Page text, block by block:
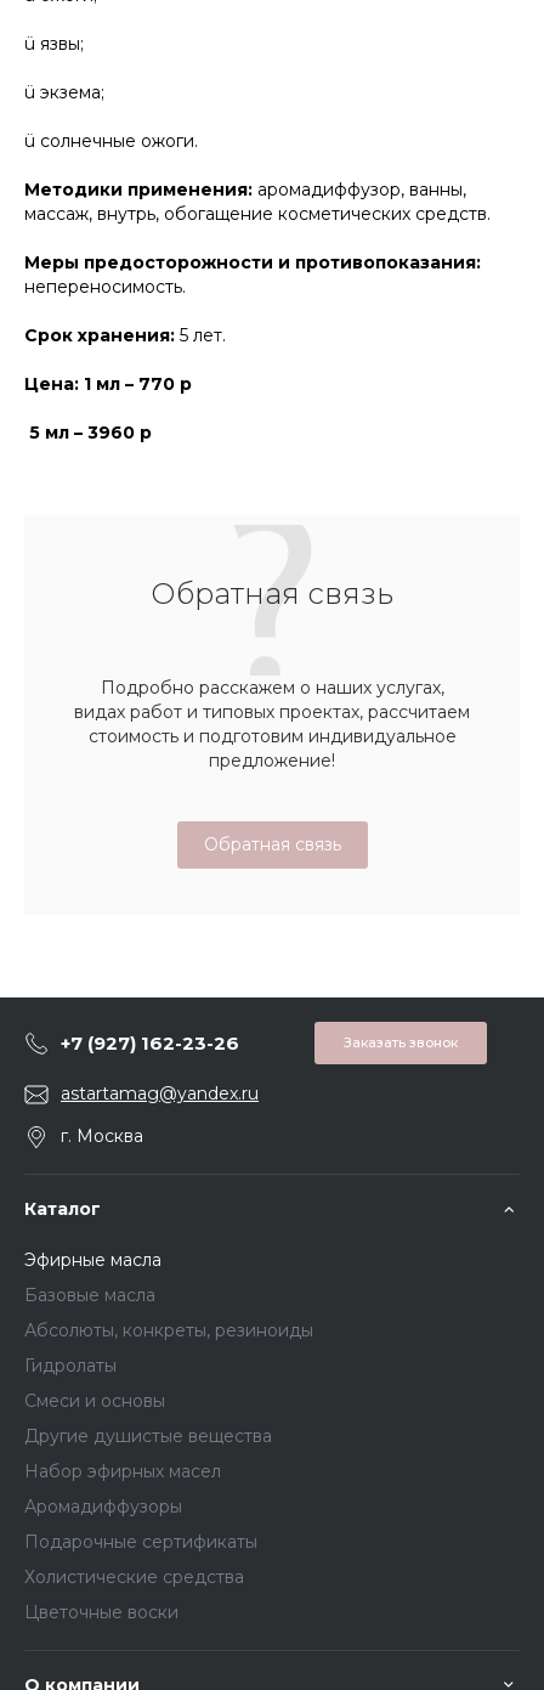
ü язвы;
ü экзема;
ü солнечные ожоги.
Методики применения: аромадиффузор, ванны,
массаж, внутрь, обогащение косметических средств.
Меры предосторожности и противопоказания:
непереносимость.
Срок хранения: 5 лет.
Цена: 1 мл – 770 р
5 мл – 3960 р
Обратная связь
Подробно расскажем о наших услугах,
видах работ и типовых проектах, рассчитаем
стоимость и подготовим индивидуальное
предложение!
Обратная связь
+7 (927) 162-23-26 Заказать звонок
astartamag@yandex.ru
г. Москва
Каталог
Эфирные масла
Базовые масла
Абсолюты, конкреты, резиноиды
Гидролаты
Смеси и основы
Другие душистые вещества
Набор эфирных масел
Аромадиффузоры
Подарочные сертификаты
Холистические средства
Цветочные воски